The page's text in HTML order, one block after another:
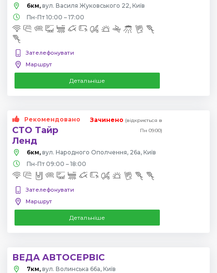
6км, вул. Василя Жуковського 22, Київ
Пн-Пт 10:00 – 17:00
Зателефонувати
Маршрут
Детальніше
Рекомендовано
СТО Тайр
Ленд
Зачинено (відкриється в
Пн 09:00)
6км, вул. Народного Ополчення, 26а, Київ
Пн-Пт 09:00 – 18:00
Зателефонувати
Маршрут
Детальніше
ВЕДА АВТОСЕРВІС
7км, вул. Волинська 66а, Київ